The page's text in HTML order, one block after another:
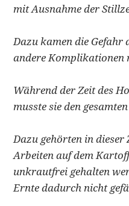
mit Ausnahme der
Dazu kamen die Gefahr
andere Komplikationen
Während der Zeit des
musste sie den
Dazu gehörten in dieser
Arbeiten auf dem
unkrautfrei gehalten
Ernte dadurch nicht